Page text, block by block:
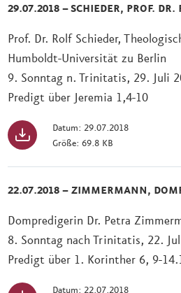
29.07.2018 – SCHIEDER, PROF. DR.
Prof. Dr. Rolf Schieder,
Humboldt-Universität zu Berlin
9. Sonntag n. Trinitatis, 29. Juli
Predigt über Jeremia 1,4-10
Datum: 29.07.2018
Größe: 69.8 KB
22.07.2018 – ZIMMERMANN,
Dompredigerin Dr. Petra
8. Sonntag nach Trinitatis, 22.
Predigt über 1. Korinther 6, 9-
Datum: 22.07.2018